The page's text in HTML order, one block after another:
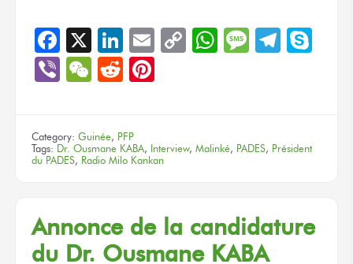
Facebook
X LinkedIn
EmailCopyWhatsApp
Message
ViberWeChat
Reddit
Category: Guinée, PFP
Tags: Dr. Ousmane KABA, Interview, Malinké, PADES, Président
du PADES, Radio Milo Kankan
Annonce de la candidature
du Dr. Ousmane KABA